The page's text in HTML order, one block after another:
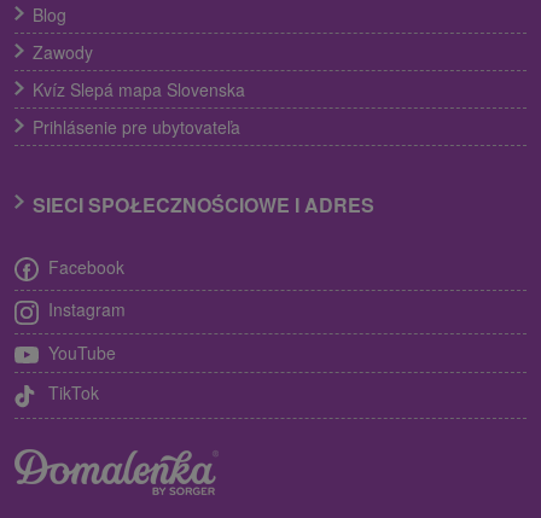
Blog
Zawody
Kvíz Slepá mapa Slovenska
Prihlásenie pre ubytovateľa
SIECI SPOŁECZNOŚCIOWE I ADRES
Facebook
Instagram
YouTube
TikTok